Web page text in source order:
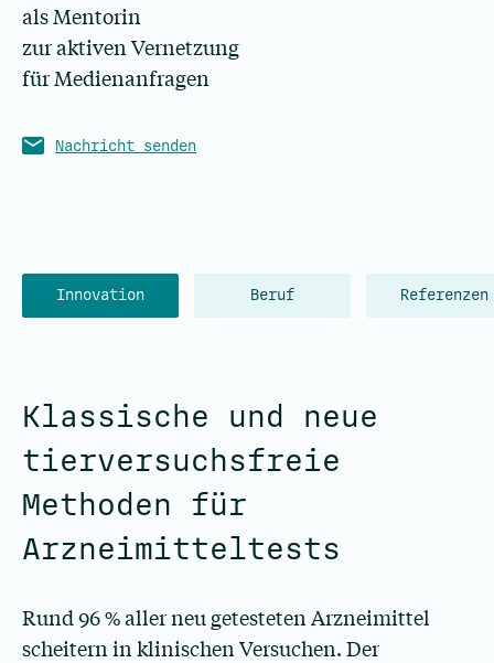
als Mentorin
zur aktiven Vernetzung
für Medienanfragen
Nachricht senden
Innovation Beruf Referenzen
Klassische und neue
tierversuchsfreie
Methoden für
Arzneimitteltests
Rund 96 % aller neu getesteten Arzneimittel
scheitern in klinischen Versuchen. Der